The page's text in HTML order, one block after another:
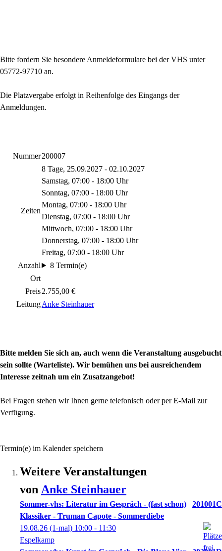
Bitte fordern Sie besondere Anmeldeformulare bei der VHS unter
05772-97710 an.
Die Platzvergabe erfolgt in Reihenfolge des Eingangs der
Anmeldungen.
Nummer200007
Zeiten
8 Tage, 25.09.2027 - 02.10.2027
Samstag, 07:00 - 18:00 Uhr
Sonntag, 07:00 - 18:00 Uhr
Montag, 07:00 - 18:00 Uhr
Dienstag, 07:00 - 18:00 Uhr
Mittwoch, 07:00 - 18:00 Uhr
Donnerstag, 07:00 - 18:00 Uhr
Freitag, 07:00 - 18:00 Uhr
Anzahl
8 Termin(e)
Ort
Preis2.755,00 €
LeitungAnke Steinhauer
Bitte melden Sie sich an, auch wenn die Veranstaltung ausgebucht
sein sollte (Warteliste). Wir bemühen uns bei ausreichendem
Interesse zeitnah um ein Zusatzangebot!
Bei Fragen stehen wir Ihnen gerne telefonisch oder per E-Mail zur
Verfügung.
Termin(e) im Kalender speichern
Weitere Veranstaltungen
von Anke Steinhauer
Sommer-vhs: Literatur im Gespräch - (fast schon)
Klassiker - Truman Capote - Sommerdiebe
201001C
19.08.26 (1-mal) 10:00 - 11:30
Espelkamp